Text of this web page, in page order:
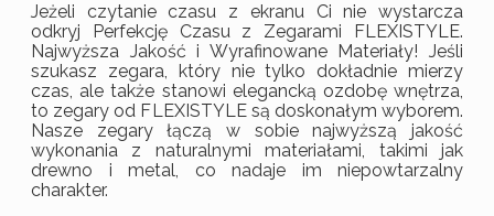
Jeżeli czytanie czasu z ekranu Ci nie wystarcza
odkryj Perfekcję Czasu z Zegarami FLEXISTYLE.
Najwyższa Jakość i Wyrafinowane Materiały! Jeśli
szukasz zegara, który nie tylko dokładnie mierzy
czas, ale także stanowi elegancką ozdobę wnętrza,
to zegary od FLEXISTYLE są doskonałym wyborem.
Nasze zegary łączą w sobie najwyższą jakość
wykonania z naturalnymi materiałami, takimi jak
drewno i metal, co nadaje im niepowtarzalny
charakter.